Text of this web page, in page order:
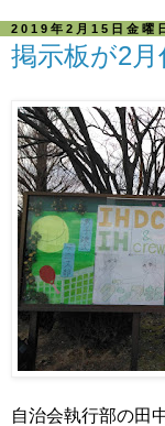
2019年2月15日金曜
掲示板が2
自治会執行部の田